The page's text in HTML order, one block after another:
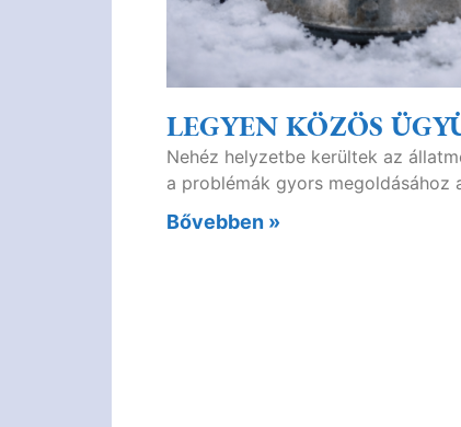
LEGYEN KÖZÖS
Nehéz helyzetbe kerültek az
a problémák gyors
Bővebben »